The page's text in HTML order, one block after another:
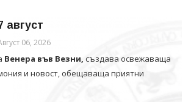
август
06, 2026
Венера във Везни, създава освежаваща
и новост, обещаваща приятни